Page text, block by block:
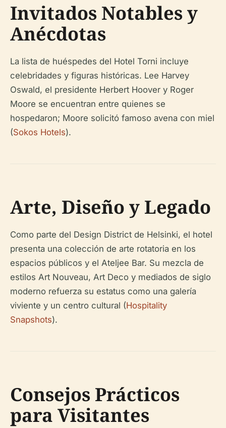
Invitados Notables y
Anécdotas
La lista de huéspedes del Hotel Torni incluye
celebridades y figuras históricas. Lee Harvey
Oswald, el presidente Herbert Hoover y Roger
Moore se encuentran entre quienes se
hospedaron; Moore solicitó famoso avena con miel
(Sokos Hotels).
Arte, Diseño y Legado
Como parte del Design District de Helsinki, el hotel
presenta una colección de arte rotatoria en los
espacios públicos y el Ateljee Bar. Su mezcla de
estilos Art Nouveau, Art Deco y mediados de siglo
moderno refuerza su estatus como una galería
viviente y un centro cultural (Hospitality
Snapshots).
Consejos Prácticos
para Visitantes